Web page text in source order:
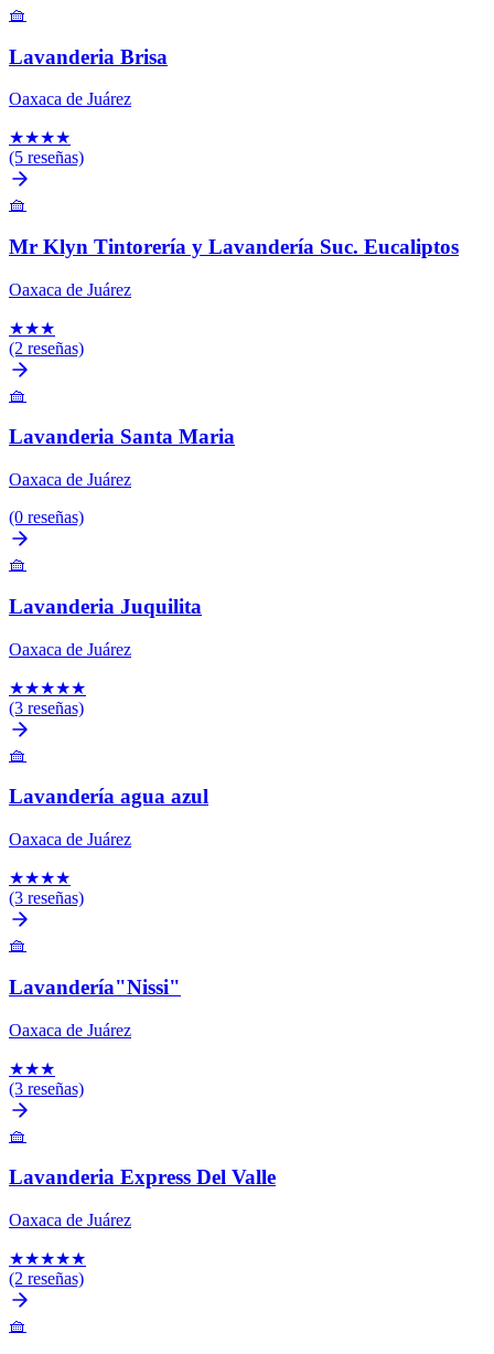
🧺
Lavanderia Brisa
Oaxaca de Juárez
★★★★
(5 reseñas)
🧺
Mr Klyn Tintorería y Lavandería Suc. Eucaliptos
Oaxaca de Juárez
★★★
(2 reseñas)
🧺
Lavanderia Santa Maria
Oaxaca de Juárez
(0 reseñas)
🧺
Lavanderia Juquilita
Oaxaca de Juárez
★★★★★
(3 reseñas)
🧺
Lavandería agua azul
Oaxaca de Juárez
★★★★
(3 reseñas)
🧺
Lavandería"Nissi"
Oaxaca de Juárez
★★★
(3 reseñas)
🧺
Lavanderia Express Del Valle
Oaxaca de Juárez
★★★★★
(2 reseñas)
🧺